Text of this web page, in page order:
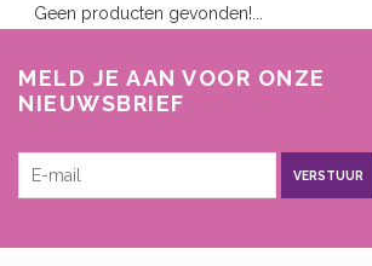
Geen producten gevonden!...
MELD JE AAN VOOR ONZE
NIEUWSBRIEF
VERSTUUR